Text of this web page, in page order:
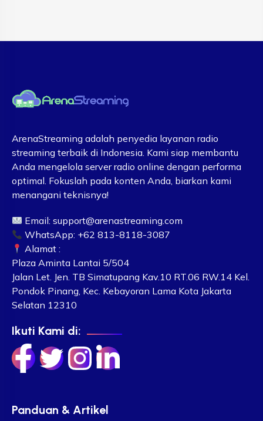
ArenaStreaming adalah penyedia layanan radio
streaming terbaik di Indonesia. Kami siap membantu
Anda mengelola server radio online dengan performa
optimal. Fokuslah pada konten Anda, biarkan kami
menangani teknisnya!
Email:support@arenastreaming.com
WhatsApp: +62 813-8118-3087
Alamat :
Plaza Aminta Lantai 5/504
Jalan Let. Jen. TB Simatupang Kav.10 RT.06 RW.14 Kel.
Pondok Pinang, Kec. Kebayoran Lama Kota Jakarta
Selatan 12310
Ikuti Kami di:
Panduan & Artikel